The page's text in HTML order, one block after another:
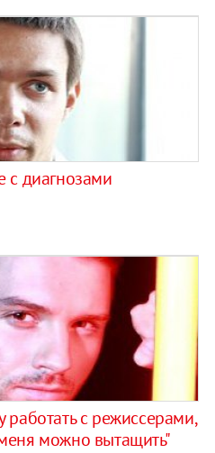
с диагнозами
работать с режиссерами,
можно вытащить"